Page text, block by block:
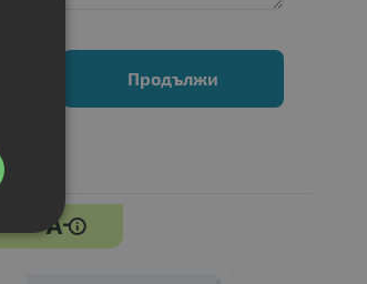
Продължи
A-